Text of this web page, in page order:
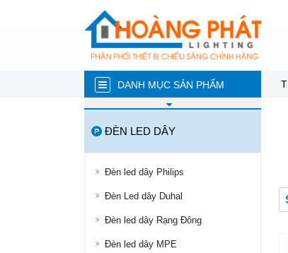
DANH MỤC SẢN PHẨM
ĐÈN NĂNG LƯỢNG MẶT TRỜI
ĐÈN LED TRÒN
ĐÈN LED DÂY
Đèn led dây Philips
Đèn Led dây Duhal
Đèn led dây Rạng Đông
Đèn led dây MPE